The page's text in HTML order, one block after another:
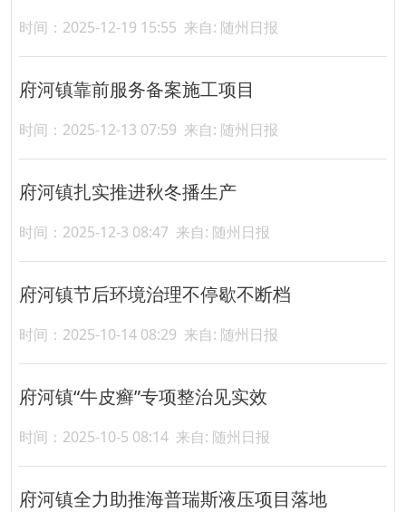
时间：2025-12-19 15:55 来自: 随州日报
府河镇靠前服务备案施工项目
时间：2025-12-13 07:59 来自: 随州日报
府河镇扎实推进秋冬播生产
时间：2025-12-3 08:47 来自: 随州日报
府河镇节后环境治理不停歇不断档
时间：2025-10-14 08:29 来自: 随州日报
府河镇“牛皮癣”专项整治见实效
时间：2025-10-5 08:14 来自: 随州日报
府河镇全力助推海普瑞斯液压项目落地